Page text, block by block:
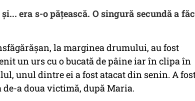
era s-o pățească. O singură secundă a
la marginea drumului, au fost
un urs cu o bucată de pâine iar în clipa în
unul dintre ei a fost atacat din senin. A
de-a doua victimă, după Maria.